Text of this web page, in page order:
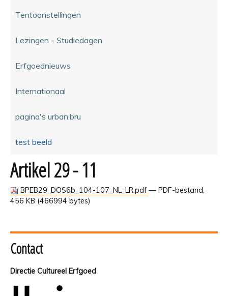
Tentoonstellingen
Lezingen - Studiedagen
Erfgoednieuws
Internationaal
pagina's urban.bru
test beeld
Artikel 29 - 11
BPEB29_DOS6b_104-107_NL_LR.pdf — PDF-bestand,
456 KB (466994 bytes)
Contact
Directie Cultureel Erfgoed